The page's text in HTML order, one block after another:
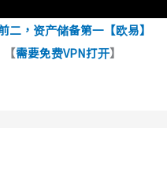
二，资产储备第一【欧易】
【需要免费VPN打开】